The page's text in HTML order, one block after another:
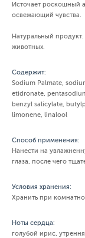
Источает роскошный
освежающий чувства.
Натуральный
животных.
Содержит:
Sodium Palmate,
etidronate,
benzyl salicylate,
limonene, linalool
Способ применения:
Нанести на
глаза, после чего
Условия хранения:
Хранить при
Ноты сердца:
голубой ирис,